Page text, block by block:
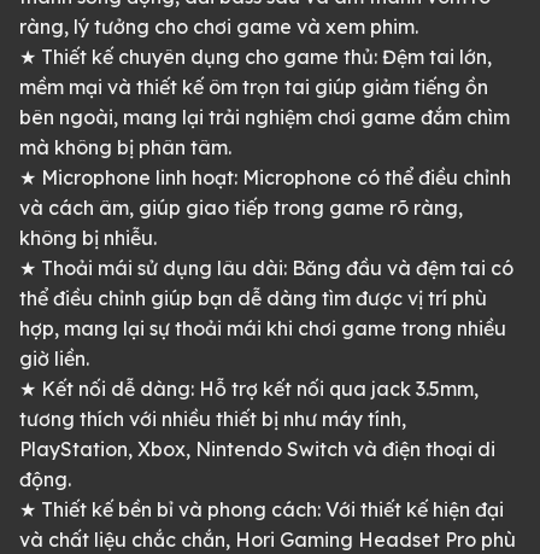
ràng, lý tưởng cho chơi game và xem phim.
★ Thiết kế chuyên dụng cho game thủ: Đệm tai lớn,
mềm mại và thiết kế ôm trọn tai giúp giảm tiếng ồn
bên ngoài, mang lại trải nghiệm chơi game đắm chìm
mà không bị phân tâm.
★ Microphone linh hoạt: Microphone có thể điều chỉnh
và cách âm, giúp giao tiếp trong game rõ ràng,
không bị nhiễu.
★ Thoải mái sử dụng lâu dài: Băng đầu và đệm tai có
thể điều chỉnh giúp bạn dễ dàng tìm được vị trí phù
hợp, mang lại sự thoải mái khi chơi game trong nhiều
giờ liền.
★ Kết nối dễ dàng: Hỗ trợ kết nối qua jack 3.5mm,
tương thích với nhiều thiết bị như máy tính,
PlayStation, Xbox, Nintendo Switch và điện thoại di
động.
★ Thiết kế bền bỉ và phong cách: Với thiết kế hiện đại
và chất liệu chắc chắn, Hori Gaming Headset Pro phù